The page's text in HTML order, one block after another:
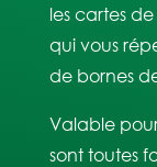
les cartes
qui vous
de bornes
Valable
sont toutes